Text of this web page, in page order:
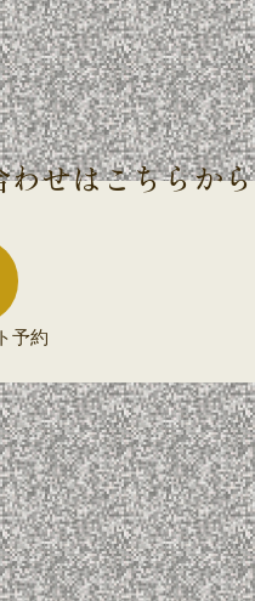
せはこちらから
予約